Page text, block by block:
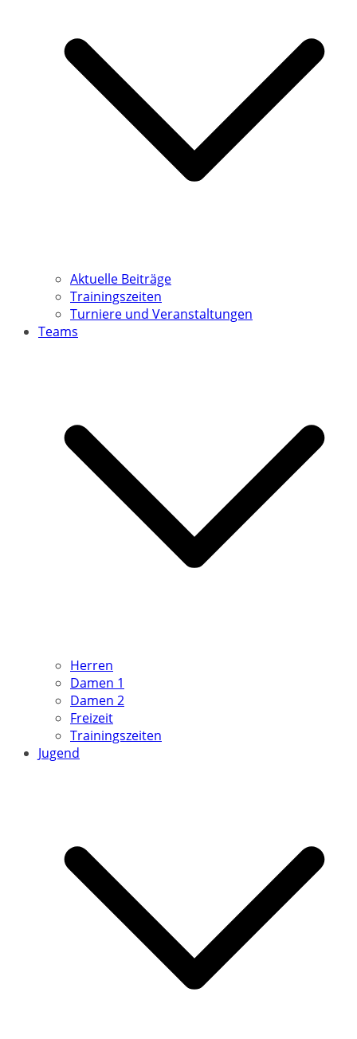
Aktuelle Beiträge
Trainingszeiten
Turniere und Veranstaltungen
Teams
Herren
Damen 1
Damen 2
Freizeit
Trainingszeiten
Jugend